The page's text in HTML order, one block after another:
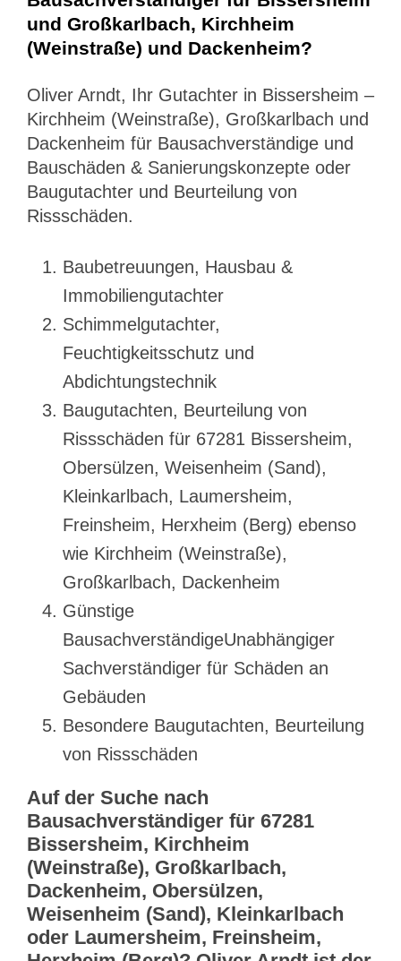
und Großkarlbach, Kirchheim
(Weinstraße) und Dackenheim?
Oliver Arndt, Ihr Gutachter in Bissersheim –
Kirchheim (Weinstraße), Großkarlbach und
Dackenheim für Bausachverständige und
Bauschäden & Sanierungskonzepte oder
Baugutachter und Beurteilung von
Rissschäden.
Baubetreuungen, Hausbau &
Immobiliengutachter
Schimmelgutachter,
Feuchtigkeitsschutz und
Abdichtungstechnik
Baugutachten, Beurteilung von
Rissschäden für 67281 Bissersheim,
Obersülzen, Weisenheim (Sand),
Kleinkarlbach, Laumersheim,
Freinsheim, Herxheim (Berg) ebenso
wie Kirchheim (Weinstraße),
Großkarlbach, Dackenheim
Günstige
BausachverständigeUnabhängiger
Sachverständiger für Schäden an
Gebäuden
Besondere Baugutachten, Beurteilung
von Rissschäden
Auf der Suche nach
Bausachverständiger für 67281
Bissersheim, Kirchheim
(Weinstraße), Großkarlbach,
Dackenheim, Obersülzen,
Weisenheim (Sand), Kleinkarlbach
oder Laumersheim, Freinsheim,